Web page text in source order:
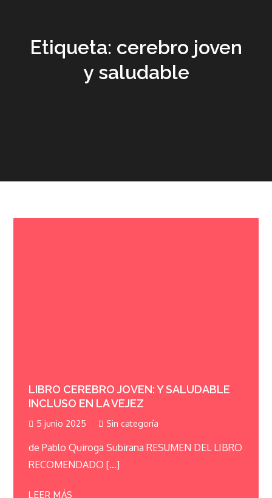
Etiqueta: cerebro joven
y saludable
LIBRO CEREBRO JOVEN: Y SALUDABLE
INCLUSO EN LA VEJEZ
5 junio 2025 Sin categoría
de Pablo Quiroga Subirana RESUMEN DEL LIBRO
RECOMENDADO […]
LEER MÁS